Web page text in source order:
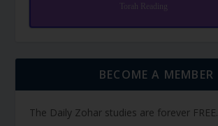
Torah Reading
BECOME A MEMBER
The Daily Zohar studies are forever FREE.